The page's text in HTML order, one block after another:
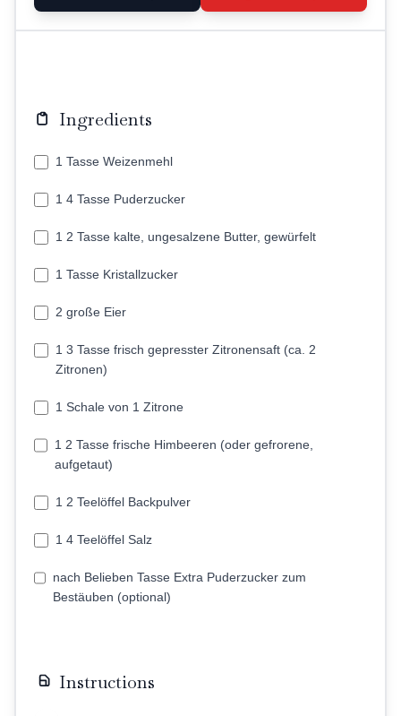
Ingredients
1 Tasse Weizenmehl
1 4 Tasse Puderzucker
1 2 Tasse kalte, ungesalzene Butter, gewürfelt
1 Tasse Kristallzucker
2 große Eier
1 3 Tasse frisch gepresster Zitronensaft (ca. 2
Zitronen)
1 Schale von 1 Zitrone
1 2 Tasse frische Himbeeren (oder gefrorene,
aufgetaut)
1 2 Teelöffel Backpulver
1 4 Teelöffel Salz
nach Belieben Tasse Extra Puderzucker zum
Bestäuben (optional)
Instructions